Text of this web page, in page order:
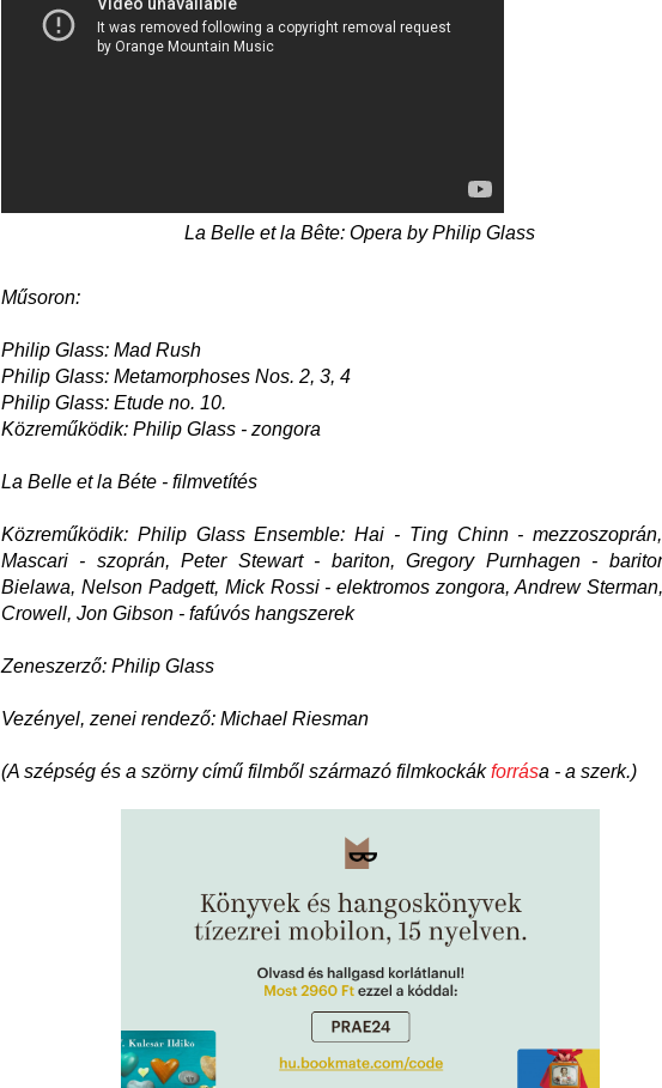
La Belle et la Bête: Opera by Philip Glass
Műsoron:
Philip Glass: Mad Rush
Philip Glass: Metamorphoses Nos. 2, 3, 4
Philip Glass: Etude no. 10.
Közreműködik: Philip Glass - zongora
La Belle et la Béte - filmvetítés
Közreműködik: Philip Glass Ensemble: Hai - Ting Chinn -
Mascari - szoprán, Peter Stewart - bariton, Gregory Purnhagen -
Bielawa, Nelson Padgett, Mick Rossi - elektromos zongora, Andrew
Crowell, Jon Gibson - fafúvós hangszerek
Zeneszerző: Philip Glass
Vezényel, zenei rendező: Michael Riesman
(A szépség és a szörny című filmből származó filmkockákforrása - a szerk.)